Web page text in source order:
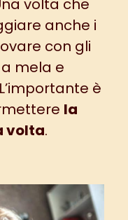
anche i
con gli
mela e
è
la
volta.